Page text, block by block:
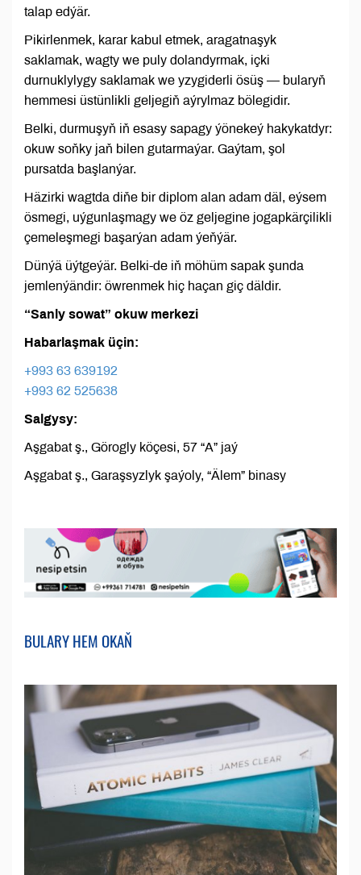
talap edýär.
Pikirlenmek, karar kabul etmek, aragatnaşyk
saklamak, wagty we puly dolandyrmak, içki
durnuklylygy saklamak we yzygiderli ösüş — bularyň
hemmesi üstünlikli geljegiň aýrylmaz bölegidir.
Belki, durmuşyň iň esasy sapagy ýönekeý hakykatdyr:
okuw soňky jaň bilen gutarmaýar. Gaýtam, şol
pursatda başlanýar.
Häzirki wagtda diňe bir diplom alan adam däl, eýsem
ösmegi, uýgunlaşmagy we öz geljegine jogapkärçilikli
çemeleşmegi başarýan adam ýeňýär.
Dünýä üýtgeýär. Belki-de iň möhüm sapak şunda
jemlenýändir: öwrenmek hiç haçan giç däldir.
“Sanly sowat” okuw merkezi
Habarlaşmak üçin:
+993 63 639192
+993 62 525638
Salgysy:
Aşgabat ş., Görogly köçesi, 57 “A” jaý
Aşgabat ş., Garaşsyzlyk şaýoly, “Älem” binasy
BULARY HEM OKAŇ